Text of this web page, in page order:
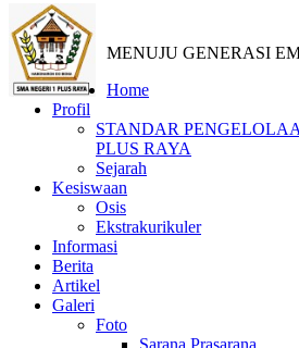
MENUJU GENERASI
Home
Profil
STANDAR
PLUS RAYA
Sejarah
Kesiswaan
Osis
Ekstrakurikuler
Informasi
Berita
Artikel
Galeri
Foto
Sarana Prasarana